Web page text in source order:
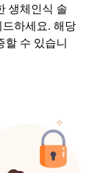
생체인식 솔
하세요. 해당
할 수 있습니